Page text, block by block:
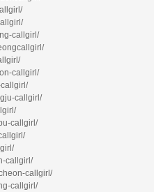
callgirl/
callgirl/
callgirl/
callgirl/
callgirl/
callgirl/
callgirl/